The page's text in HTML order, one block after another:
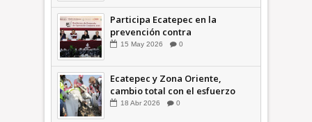
Participa Ecatepec en la
prevención contra
inundaciones en el Valle de
15 May 2026 0
Ecatepec y Zona Oriente,
cambio total con el esfuerzo
conjunto: Azucena; retiran 21
18 Abr 2026 0